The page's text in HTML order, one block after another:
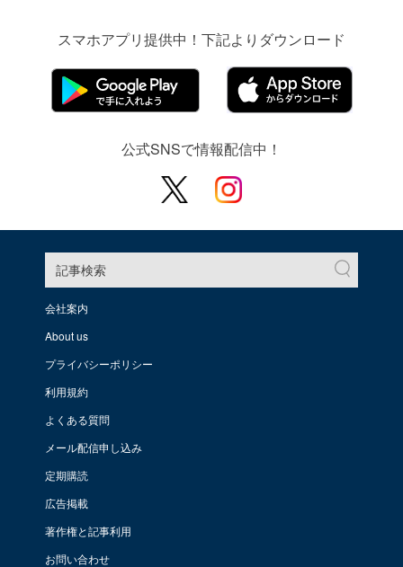
スマホアプリ提供中！下記よりダウンロード
公式SNSで情報配信中！
記事検索
会社案内
About us
プライバシーポリシー
利用規約
よくある質問
メール配信申し込み
定期購読
広告掲載
著作権と記事利用
お問い合わせ